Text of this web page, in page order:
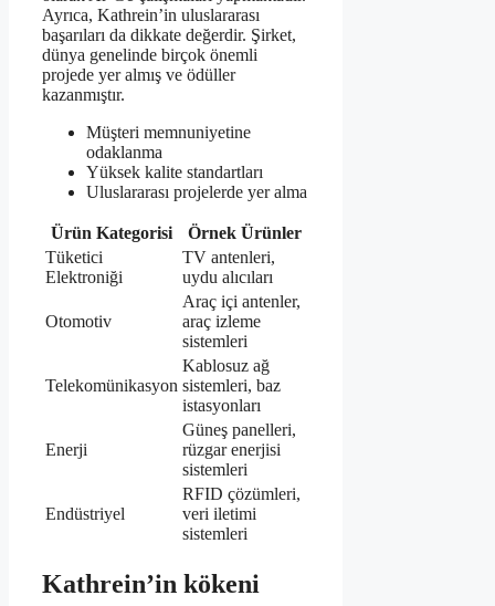
Ayrıca, Kathrein’in uluslararası
başarıları da dikkate değerdir. Şirket,
dünya genelinde birçok önemli
projede yer almış ve ödüller
kazanmıştır.
Müşteri memnuniyetine
odaklanma
Yüksek kalite standartları
Uluslararası projelerde yer alma
Ürün Kategorisi
Örnek Ürünler
Tüketici
Elektroniği
TV antenleri,
uydu alıcıları
Otomotiv
Araç içi antenler,
araç izleme
sistemleri
Telekomünikasyon
Kablosuz ağ
sistemleri, baz
istasyonları
Enerji
Güneş panelleri,
rüzgar enerjisi
sistemleri
Endüstriyel
RFID çözümleri,
veri iletimi
sistemleri
Kathrein’in kökeni